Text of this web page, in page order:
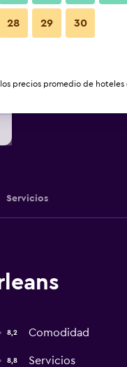
Fotos
Servicios
8,2 Comodidad
8,8 Servicios
28 29 30
los precios promedio de hoteles